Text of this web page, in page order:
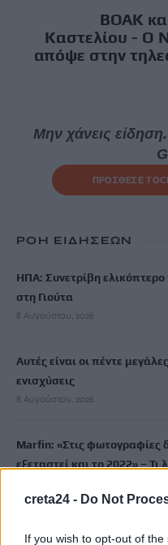
creta24 - Do Not
If you wish to opt-out of
ΒΟΑΚ
Καστελίου - Ο
απόψε στην
Μην χάνεις
ΠΡΟΣΘΕΣΕ ΤΟ
ΡΟΗ ΕΙΔΗΣΕΩΝ
ΗΠΑ: Συνετρίβη
στη Γιούτα
8 Αυγούστου, 2026
Αυτές είναι οι πέντε
ενισχύσεις
8 Αυγούστου, 2026
Marfin: «Στις φωτογραφίες
εξεταστεί και το 2022» – Τι
8 Αυγούστου, 2026